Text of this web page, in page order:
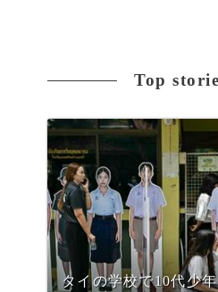
Top
タイの学校で10代少